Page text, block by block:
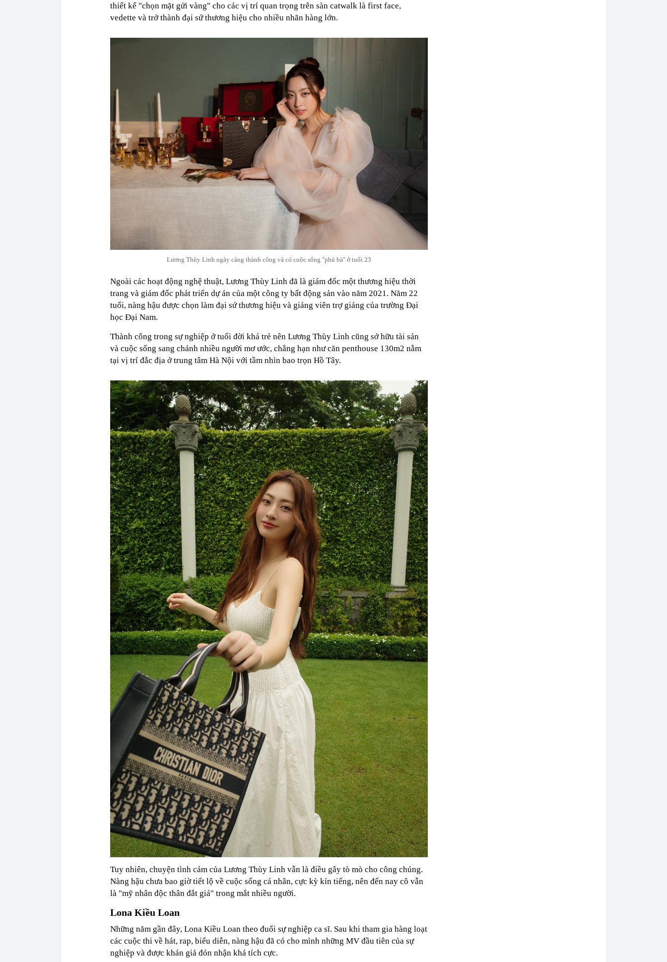
thiết kế "chọn mặt gửi vàng" cho các vị trí quan trọng trên sàn catwalk là first face,
vedette và trở thành đại sứ thương hiệu cho nhiều nhãn hàng lớn.
Lương Thùy Linh ngày càng thành công và có cuộc sống "phú bà" ở tuổi 23
Ngoài các hoạt động nghệ thuật, Lương Thùy Linh đã là giám đốc một thương hiệu thời
trang và giám đốc phát triển dự án của một công ty bất động sản vào năm 2021. Năm 22
tuổi, nàng hậu được chọn làm đại sứ thương hiệu và giảng viên trợ giảng của trường Đại
học Đại Nam.
Thành công trong sự nghiệp ở tuổi đời khá trẻ nên Lương Thùy Linh cũng sở hữu tài sản
và cuộc sống sang chảnh nhiều người mơ ước, chẳng hạn như căn penthouse 130m2 nằm
tại vị trí đắc địa ở trung tâm Hà Nội với tầm nhìn bao trọn Hồ Tây.
Tuy nhiên, chuyện tình cảm của Lương Thùy Linh vẫn là điều gây tò mò cho công chúng.
Nàng hậu chưa bao giờ tiết lộ về cuộc sống cá nhân, cực kỳ kín tiếng, nên đến nay cô vẫn
là "mỹ nhân độc thân đắt giá" trong mắt nhiều người.
Lona Kiều Loan
Những năm gần đây, Lona Kiều Loan theo đuổi sự nghiệp ca sĩ. Sau khi tham gia hàng loạt
các cuộc thi về hát, rap, biểu diễn, nàng hậu đã có cho mình những MV đầu tiên của sự
nghiệp và được khán giả đón nhận khá tích cực.